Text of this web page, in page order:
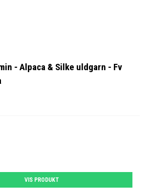
- Alpaca & Silke uldgarn - Fv
VIS PRODUKT